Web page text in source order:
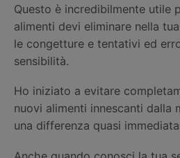
Questo è incredibilmente utile
alimenti devi eliminare nella
le congetture e tentativi ed
sensibilità.
Ho iniziato a evitare
nuovi alimenti innescanti dalla
una differenza quasi